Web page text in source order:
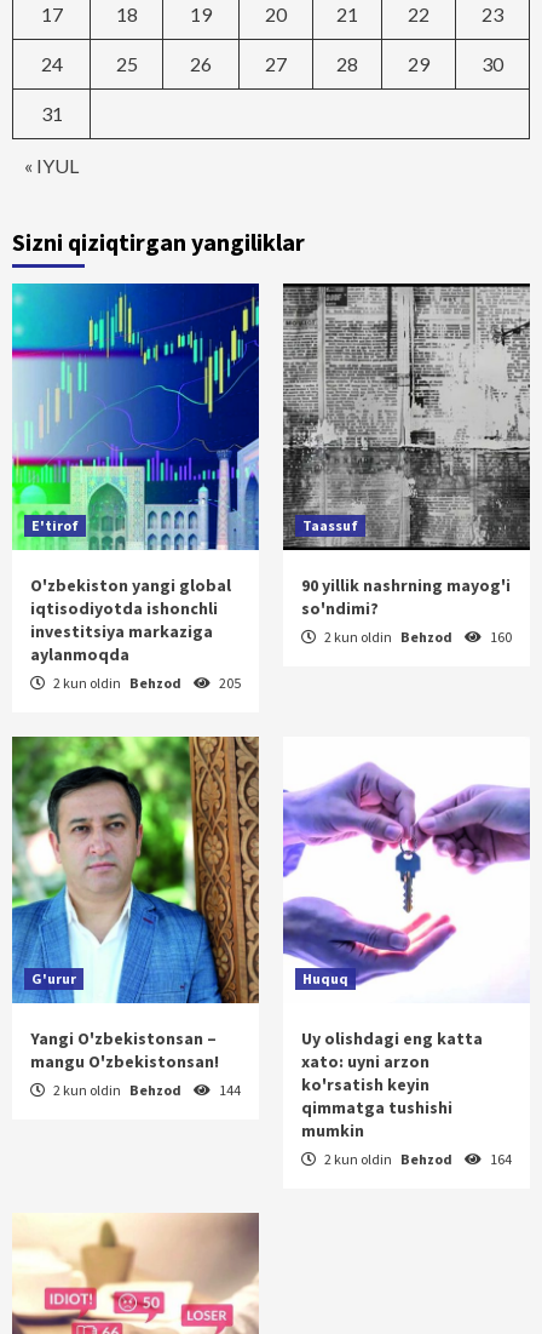
« IYUL
17 18 19 20 21 22 23
24 25 26 27 28 29 30
31
Sizni qiziqtirgan yangiliklar
E'tirof
O'zbekiston yangi global
iqtisodiyotda ishonchli
investitsiya markaziga
aylanmoqda
2 kun oldin Behzod 205
Taassuf
90 yillik nashrning mayog'i
so'ndimi?
2 kun oldin Behzod 160
G'urur
Yangi O'zbekistonsan –
mangu O'zbekistonsan!
2 kun oldin Behzod 144
Huquq
Uy olishdagi eng katta
xato: uyni arzon
ko'rsatish keyin
qimmatga tushishi
mumkin
2 kun oldin Behzod 164